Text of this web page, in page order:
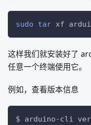
sudo tar xf
这样我们就安装好了
任意一个终端使用它。
例如，查看版本信息
$ arduino-cli